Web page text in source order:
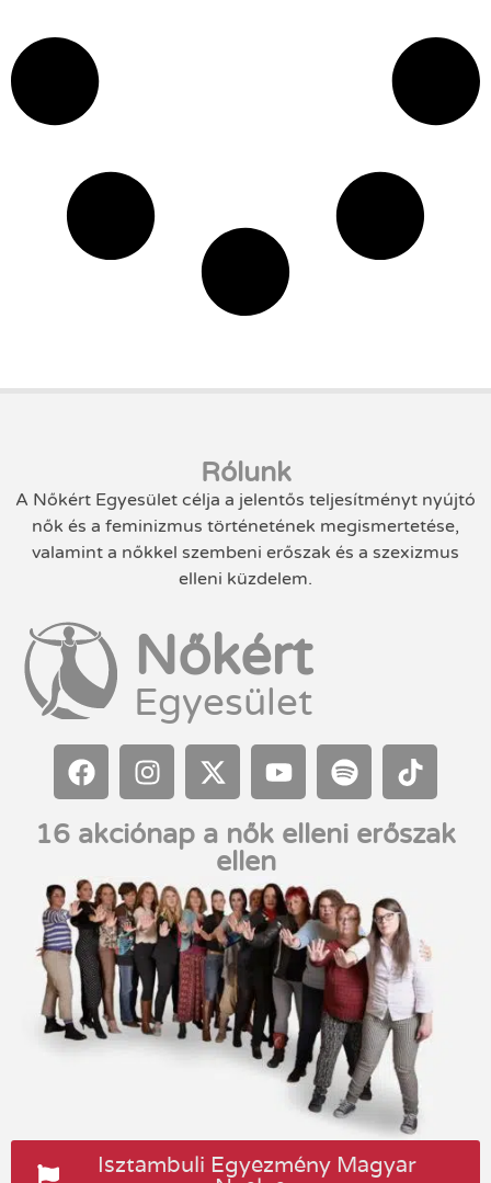
Rólunk
A Nőkért Egyesület célja a jelentős teljesítményt nyújtó
nők és a feminizmus történetének megismertetése,
valamint a nőkkel szembeni erőszak és a szexizmus
elleni küzdelem.
Nőkért
Egyesület
16 akciónap a nők elleni erőszak
ellen
Isztambuli Egyezmény Magyar